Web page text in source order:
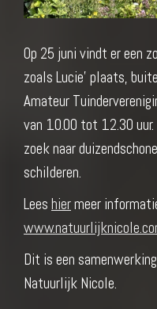
Op 25 juni vindt er een
zoals Lucie’ plaats,
Amateur
van 10.00 tot 12.30 uur.
zoek naar
schilderen.
Lees hiermeer
Dit is een
Natuurlijk Nicole.